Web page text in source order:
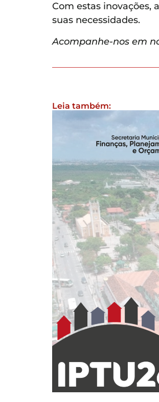
Com estas inovações,
suas necessidades.
Acompanhe-nos em
Leia também: